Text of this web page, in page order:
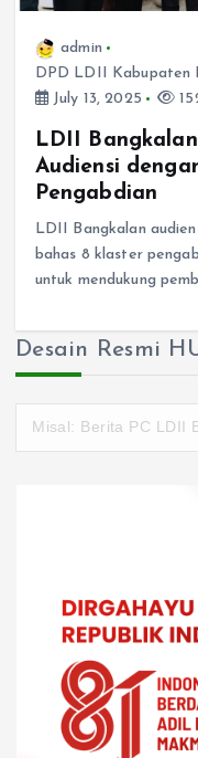
admin
DPD LDII Kabupaten
July 13, 2025
LDII
Audiensi
Pengabdian
LDII Bangkalan
bahas 8 klaster
untuk mendukung
Desain Resmi